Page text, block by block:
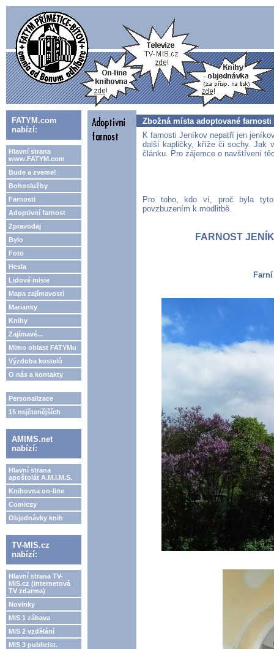
FATYM.com
nabízí:
Hlavní strana
www.FATYM.com
Bude a zveme!
Bohoslužby
Farnosti
Adoptivní farnost
Zpravodaj
Bylo
Foto
Hesla
Lidové misie
Mapa zajímavostí
Marianky
Knihy
Zajímavé...
Mimo oblast FATYMu
Výzdoba kostelů
O nás a kontakty
Personalizace
15 nejčtenějších
AMIMS.net
nabízí:
Hlavní strana
apoštolát A.M.I.M.S.
Knihovna on-line
Comicsy
Objednávky knih
TV-MIS.cz
nabízí:
Hlavní strana TV-
MIS.cz (internetová
TV zdarma)
Novinky
MIS 1 zábava
MIS 2 vzdělání
MIS 3 publicist.
Zbožná místa adoptované farnosti
K farnosti Jeníkov nepatří jen
další kapličky, kříže či sochy. Jak
článku. Pro zájemce o navštívení
Pro toho, kdo ví, proč byla tyto
povzbuzením k modlitbě.
FARNOST